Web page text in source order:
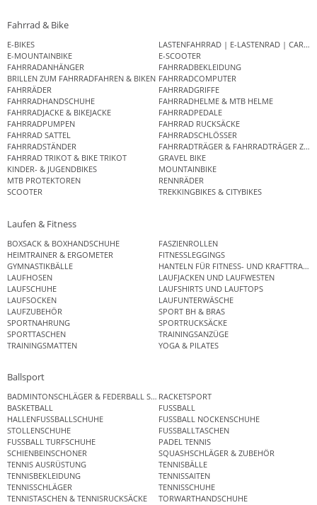
Fahrrad & Bike
E-BIKES
LASTENFAHRRAD | E-LASTENRAD |
E-MOUNTAINBIKE
E-SCOOTER
FAHRRADANHÄNGER
FAHRRADBEKLEIDUNG
BRILLEN ZUM FAHRRADFAHREN & BIKEN FAHRRADCOMPUTER
FAHRRÄDER
FAHRRADGRIFFE
FAHRRADHANDSCHUHE
FAHRRADHELME & MTB HELME
FAHRRADJACKE & BIKEJACKE
FAHRRADPEDALE
FAHRRADPUMPEN
FAHRRAD RUCKSÄCKE
FAHRRAD SATTEL
FAHRRADSCHLÖSSER
FAHRRADSTÄNDER
FAHRRADTRÄGER & FAHRRADTRÄGER
FAHRRAD TRIKOT & BIKE TRIKOT
GRAVEL BIKE
KINDER- & JUGENDBIKES
MOUNTAINBIKE
MTB PROTEKTOREN
RENNRÄDER
SCOOTER
TREKKINGBIKES & CITYBIKES
Laufen & Fitness
BOXSACK & BOXHANDSCHUHE
FASZIENROLLEN
HEIMTRAINER & ERGOMETER
FITNESSLEGGINGS
GYMNASTIKBÄLLE
HANTELN FÜR FITNESS- UND
LAUFHOSEN
LAUFJACKEN UND LAUFWESTEN
LAUFSCHUHE
LAUFSHIRTS UND LAUFTOPS
LAUFSOCKEN
LAUFUNTERWÄSCHE
LAUFZUBEHÖR
SPORT BH & BRAS
SPORTNAHRUNG
SPORTRUCKSÄCKE
SPORTTASCHEN
TRAININGSANZÜGE
TRAININGSMATTEN
YOGA & PILATES
Ballsport
BADMINTONSCHLÄGER & FEDERBALL SETSRACKETSPORT
BASKETBALL
FUSSBALL
HALLENFUSSBALLSCHUHE
FUSSBALL NOCKENSCHUHE
STOLLENSCHUHE
FUSSBALLTASCHEN
FUSSBALL TURFSCHUHE
PADEL TENNIS
SCHIENBEINSCHONER
SQUASHSCHLÄGER & ZUBEHÖR
TENNIS AUSRÜSTUNG
TENNISBÄLLE
TENNISBEKLEIDUNG
TENNISSAITEN
TENNISSCHLÄGER
TENNISSCHUHE
TENNISTASCHEN & TENNISRUCKSÄCKE
TORWARTHANDSCHUHE